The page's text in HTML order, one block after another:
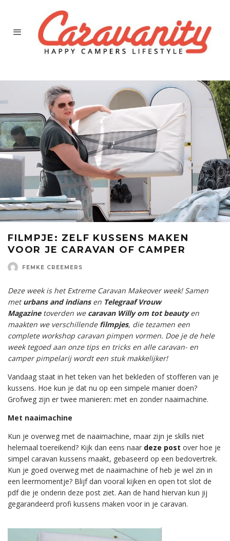
FILMPJE: ZELF KUSSENS MAKEN
VOOR JE CARAVAN OF CAMPER
FEMKE CREEMERS
Deze week is het Extreme Caravan Makeover week! Samen
meturbans and indiansen Telegraaf Vrouw
Magazine toverden we caravan Willy om tot beautyen
maakten we verschillende filmpjes, die tezamen een
complete workshop caravan pimpen vormen. Doe je de hele
week tegoed aan onze tips en tricks en alle caravan- en
camper pimpelarij wordt een stuk makkelijker!
Vandaag staat in het teken van het bekleden of stofferen van je
kussens. Hoe kun je dat nu op een simpele manier doen?
Grofweg zijn er twee manieren: met en zonder naaimachine.
Met naaimachine
Kun je overweg met de naaimachine, maar zijn je skills niet
helemaal toereikend? Kijk dan eens naar deze post over hoe je
simpel caravan kussens maakt, gebaseerd op een bedovertrek.
Kun je goed overweg met de naaimachine of heb je wel zin in
een leermomentje? Blijf dan vooral kijken en open tot slot de
pdf die je onderin deze post ziet. Aan de hand hiervan kun jij
gegarandeerd profi kussens maken voor in je caravan.